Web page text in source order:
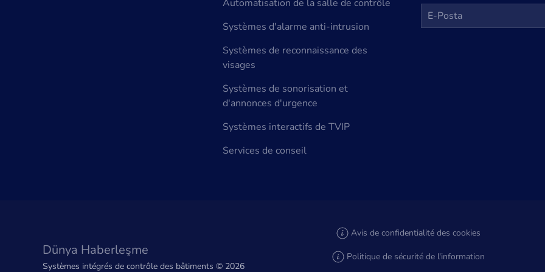
Automatisation de la salle de contrôle
Systèmes d'alarme anti-intrusion
Systèmes de reconnaissance des
visages
Systèmes de sonorisation et
d'annonces d'urgence
Systèmes interactifs de TVIP
Services de conseil
Dünya Haberleşme
Systèmes intégrés de contrôle des bâtiments © 2026
Avis de confidentialité des cookies
Politique de sécurité de l'information